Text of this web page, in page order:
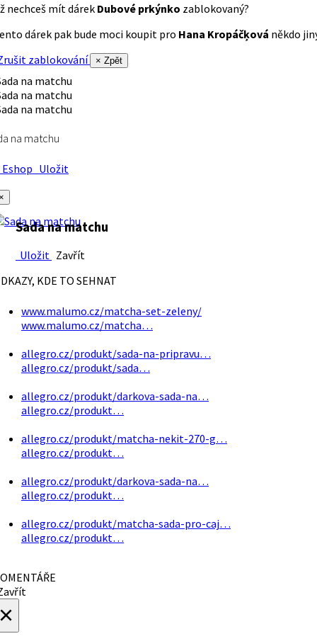
nechceš mít dárek Dubové prkýnko zablokovaný?
dárek pak bude moci koupit pro Hana Kropáčķová někdo
zablokování
× Zpět
na matchu
Uložit
Sada na matchu
Uložit Zavřít
KDE TO SEHNAT
www.malumo.cz/matcha-set-zeleny/
www.malumo.cz/matcha…
allegro.cz/produkt/sada-na-pripravu…
allegro.cz/produkt/sada…
allegro.cz/produkt/darkova-sada-na…
allegro.cz/produkt…
allegro.cz/produkt/matcha-nekit-270-g…
allegro.cz/produkt…
allegro.cz/produkt/darkova-sada-na…
allegro.cz/produkt…
allegro.cz/produkt/matcha-sada-pro-caj…
allegro.cz/produkt…